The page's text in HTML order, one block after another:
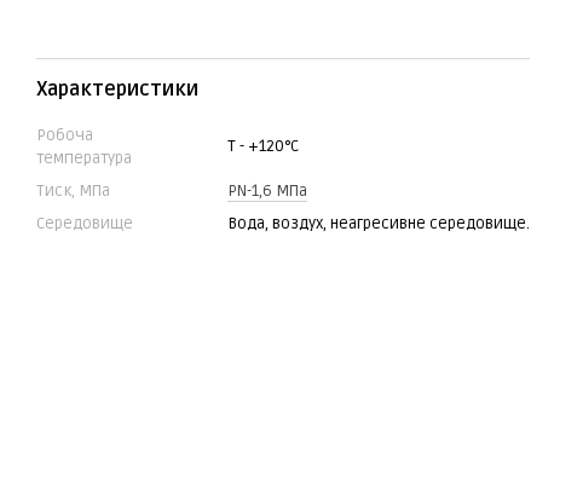
Характеристики
Робоча
температура
Т - +120°C
Тиск, МПа
PN-1,6 МПа
Середовище
Вода, воздух, неагресивне середовище.